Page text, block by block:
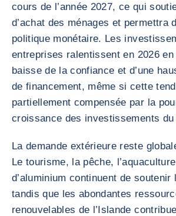
cours de l’année 2027, ce qui
d’achat des ménages et permettra
politique monétaire. Les
entreprises ralentissent en 2026 en
baisse de la confiance et d’une
de financement, même si cette
partiellement compensée par la
croissance des investissements
La demande extérieure reste
Le tourisme, la pêche,
d’aluminium continuent de
tandis que les abondantes
renouvelables de l’Islande